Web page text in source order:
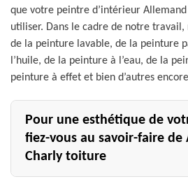
que votre peintre d’intérieur
utiliser. Dans le cadre de notre
de la peinture lavable, de la peinture
l’huile, de la peinture à l’eau, de la
peinture à effet et bien d’autres
Pour une esthétique de
fiez-vous au savoir-faire de
Charly toiture